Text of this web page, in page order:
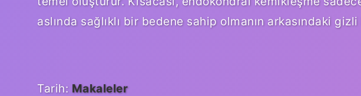
aslında sağlıklı bir bedene sahip olmanın arkasındaki
Tarih: Makaleler